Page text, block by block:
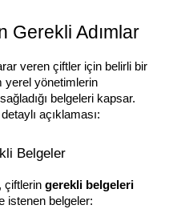
Gerekli Adımlar
veren çiftler için belirli bir
yerel yönetimlerin
belgeleri kapsar.
açıklaması:
Belgeler
çiftlerin gerekli belgeleri
istenen belgeler: